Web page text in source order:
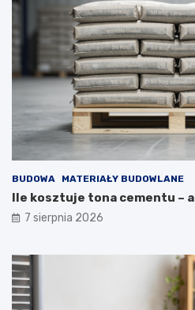
BUDOWA MATERIAŁY BUDOWLANE
Ile kosztuje tona cementu –
7 sierpnia 2026